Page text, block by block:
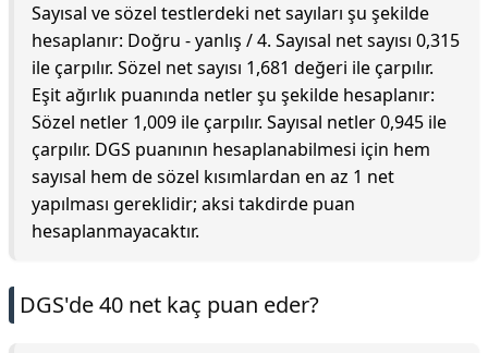
Sayısal ve sözel testlerdeki net sayıları şu şekilde
hesaplanır: Doğru - yanlış / 4. Sayısal net sayısı 0,315
ile çarpılır. Sözel net sayısı 1,681 değeri ile çarpılır.
Eşit ağırlık puanında netler şu şekilde hesaplanır:
Sözel netler 1,009 ile çarpılır. Sayısal netler 0,945 ile
çarpılır. DGS puanının hesaplanabilmesi için hem
sayısal hem de sözel kısımlardan en az 1 net
yapılması gereklidir; aksi takdirde puan
hesaplanmayacaktır.
DGS'de 40 net kaç puan eder?